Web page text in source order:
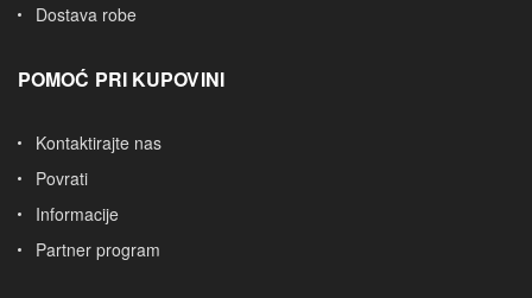
Dostava robe
POMOĆ PRI KUPOVINI
Kontaktirajte nas
Povrati
Informacije
Partner program